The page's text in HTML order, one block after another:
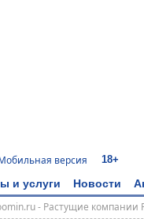
версия 18+
и услуги Новости
- Растущие компании